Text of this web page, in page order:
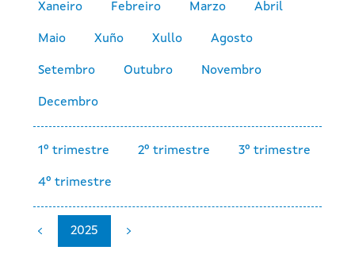
Xaneiro Febreiro Marzo Abril
Maio Xuño Xullo Agosto
Setembro Outubro Novembro
Decembro
1º trimestre 2º trimestre 3º trimestre
4º trimestre
2025